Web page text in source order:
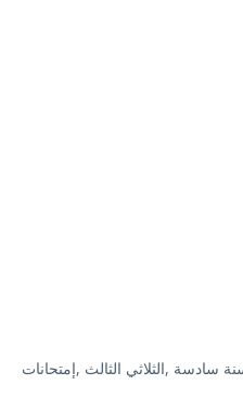
إمتحانات, الثلاثي الثالث,